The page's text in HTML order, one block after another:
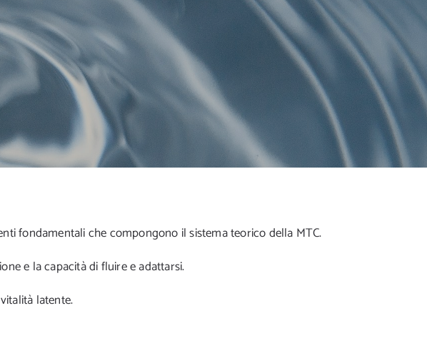
fondamentali che compongono il sistema teorico della MTC.
e la capacità di fluire e adattarsi.
latente.